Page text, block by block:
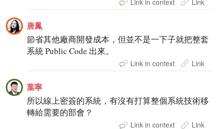
唐鳳
節省其他廠商開發成本，但並不是一下子就把整套
系統 Public Code 出來。
Link in context Link
葉寧
所以線上密簽的系統，有沒有打算整個系統技術移
轉給需要的部會？
Link in context Link